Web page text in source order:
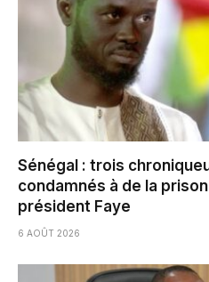
Sénégal : trois
condamnés à de la
président Faye
6 AOÛT 2026